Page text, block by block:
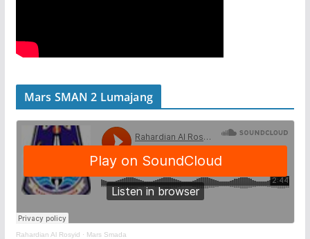
Mars SMAN 2 Lumajang
Rahardian Al Rosyid · Mars Smada